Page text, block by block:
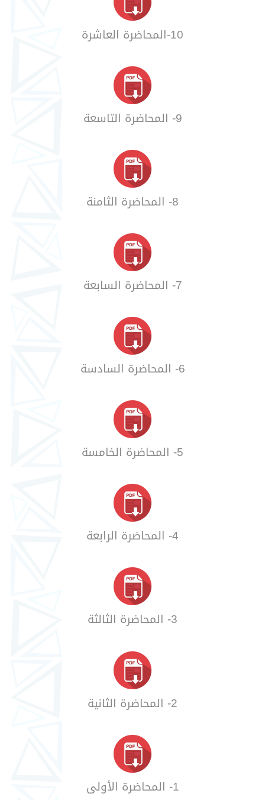
10-المحاضرة العاشرة
9- المحاضرة التاسعة
8- المحاضرة الثامنة
7- المحاضرة السابعة
6- المحاضرة السادسة
5- المحاضرة الخامسة
4- المحاضرة الرابعة
3- المحاضرة الثالثة
2- المحاضرة الثانية
1- المحاضرة الأولى